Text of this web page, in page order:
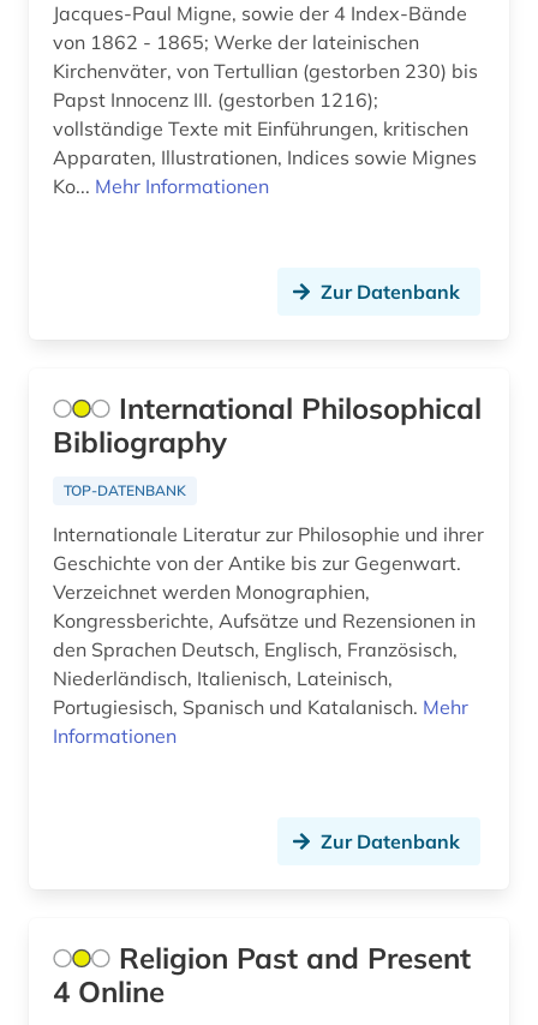
geologie (1)
georg friedrich wilhelm (1)
george (1)
geowissenschaften (1)
geschichte 500-1500 (1)
goethe (1)
griechenland (1)
griechenland <altertum> (1)
griechisch (3)
humanismus (1)
Jacques-Paul Migne, sowie der 4 Index-Bände
von 1862 - 1865; Werke der lateinischen
Kirchenväter, von Tertullian (gestorben 230) bis
Papst Innocenz III. (gestorben 1216);
vollständige Texte mit Einführungen, kritischen
Apparaten, Illustrationen, Indices sowie Mignes
Ko... Mehr Informationen
Zur Datenbank
International Philosophical
Bibliography
TOP-DATENBANK
Internationale Literatur zur Philosophie und ihrer
Geschichte von der Antike bis zur Gegenwart.
Verzeichnet werden Monographien,
Kongressberichte, Aufsätze und Rezensionen in
den Sprachen Deutsch, Englisch, Französisch,
Niederländisch, Italienisch, Lateinisch,
Portugiesisch, Spanisch und Katalanisch. Mehr
Informationen
Zur Datenbank
Religion Past and Present
4 Online